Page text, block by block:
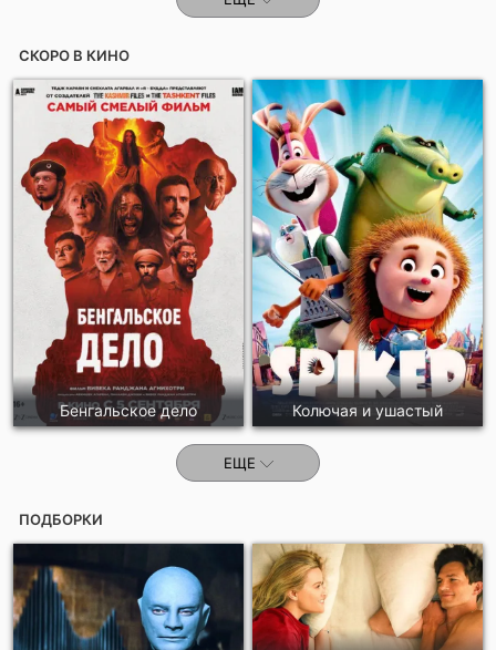
СКОРО В КИНО
Бенгальское дело Колючая и ушастый
ЕЩЕ
ПОДБОРКИ